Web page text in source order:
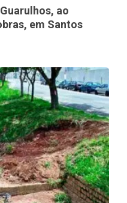
ao
em Santos